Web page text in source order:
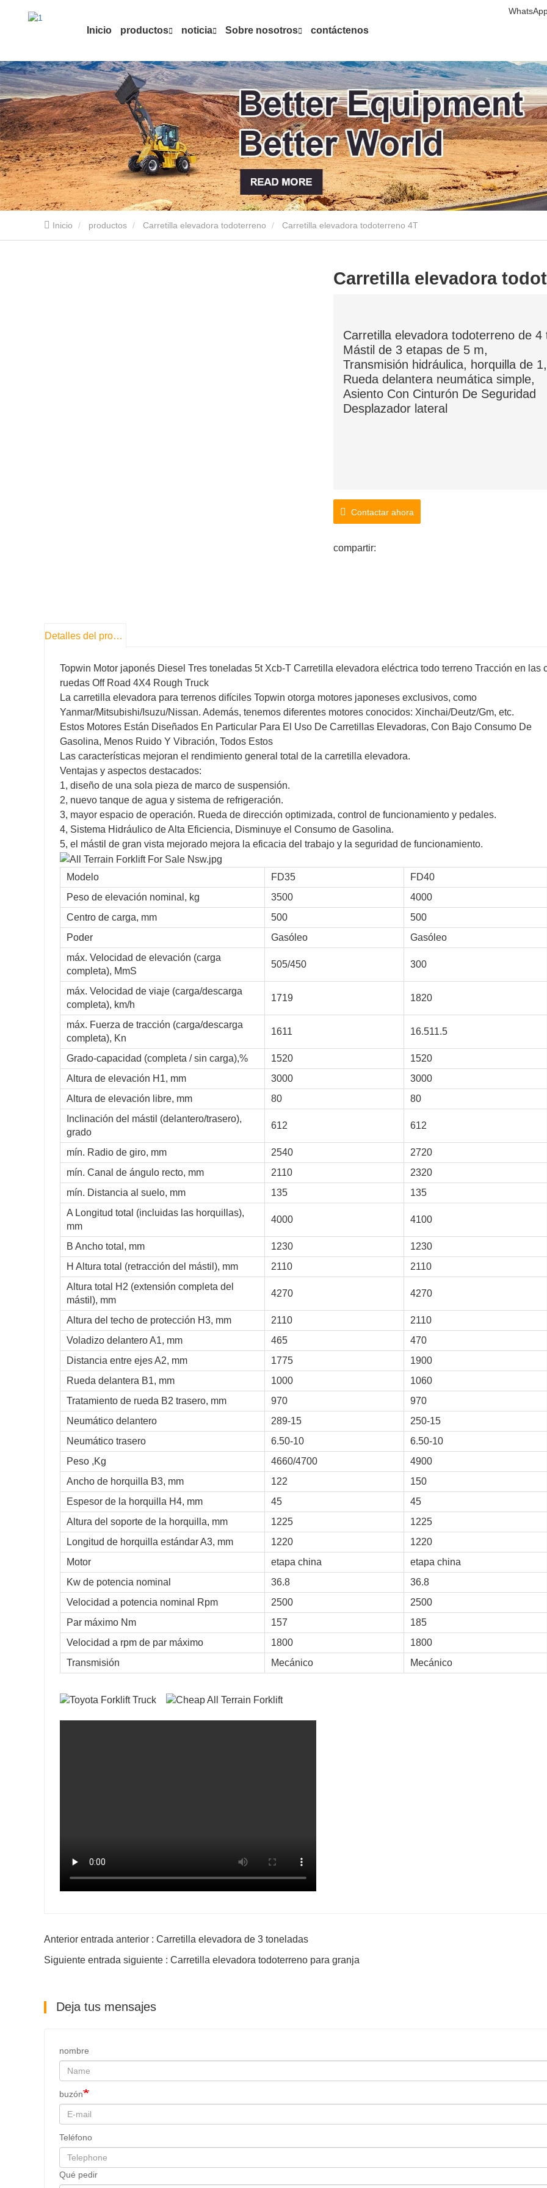
Inicio productos noticia Sobre nosotros contáctenos
Inicio productos Carretilla elevadora todoterreno Carretilla elevadora todoterreno 4T
Carretilla elevadora
Carretilla elevadora todoterreno de 4
Mástil de 3 etapas de 5 m,
Transmisión hidráulica, horquilla de
Rueda delantera neumática simple,
Asiento Con Cinturón De Seguridad
Desplazador lateral
Contactar ahora
compartir:
Detalles del producto
Topwin Motor japonés Diesel Tres toneladas 5t Xcb-T Carretilla elevadora eléctrica todo terreno Tracción en las
ruedas Off Road 4X4 Rough Truck
La carretilla elevadora para terrenos difíciles Topwin otorga motores japoneses exclusivos, como
Yanmar/Mitsubishi/Isuzu/Nissan. Además, tenemos diferentes motores conocidos: Xinchai/Deutz/Gm, etc.
Estos Motores Están Diseñados En Particular Para El Uso De Carretillas Elevadoras, Con Bajo Consumo De
Gasolina, Menos Ruido Y Vibración, Todos Estos
Las características mejoran el rendimiento general total de la carretilla elevadora.
Ventajas y aspectos destacados:
1, diseño de una sola pieza de marco de suspensión.
2, nuevo tanque de agua y sistema de refrigeración.
3, mayor espacio de operación. Rueda de dirección optimizada, control de funcionamiento y pedales.
4, Sistema Hidráulico de Alta Eficiencia, Disminuye el Consumo de Gasolina.
5, el mástil de gran vista mejorado mejora la eficacia del trabajo y la seguridad de funcionamiento.
Modelo FD35
FD40
Peso de elevación nominal, kg
3500
4000
Centro de carga, mm
500
500
Poder
Gasóleo
Gasóleo
máx. Velocidad de elevación (carga
completa), MmS
505/450 300
máx. Velocidad de viaje (carga/descarga
completa), km/h
1719 1820
máx. Fuerza de tracción (carga/descarga
completa), Kn
1611 16.511.5
Grado-capacidad (completa / sin carga),% 1520
1520
Altura de elevación H1, mm
3000
3000
Altura de elevación libre, mm
80
80
Inclinación del mástil (delantero/trasero),
grado
612 612
mín. Radio de giro, mm 2540
2720
mín. Canal de ángulo recto, mm
2110
2320
mín. Distancia al suelo, mm
135
135
A Longitud total (incluidas las horquillas),
mm
4000 4100
B Ancho total, mm 1230
1230
H Altura total (retracción del mástil), mm
2110
2110
Altura total H2 (extensión completa del
mástil), mm
4270 4270
Altura del techo de protección H3, mm 2110
2110
Voladizo delantero A1, mm
465
470
Distancia entre ejes A2, mm
1775
1900
Rueda delantera B1, mm
1000
1060
Tratamiento de rueda B2 trasero, mm
970
970
Neumático delantero
289-15
250-15
Neumático trasero
6.50-10
6.50-10
Peso ,Kg
4660/4700
4900
Ancho de horquilla B3, mm
122
150
Espesor de la horquilla H4, mm
45
45
Altura del soporte de la horquilla, mm
1225
1225
Longitud de horquilla estándar A3, mm
1220
1220
Motor
etapa china
etapa china
Kw de potencia nominal
36.8
36.8
Velocidad a potencia nominal Rpm
2500
2500
Par máximo Nm
157
185
Velocidad a rpm de par máximo
1800
1800
Transmisión
Mecánico Mecánico
Anterior entrada anterior : Carretilla elevadora de 3 toneladas
Siguiente entrada siguiente : Carretilla elevadora todoterreno para granja
Deja tus mensajes
nombre
buzón
Teléfono
Qué pedir